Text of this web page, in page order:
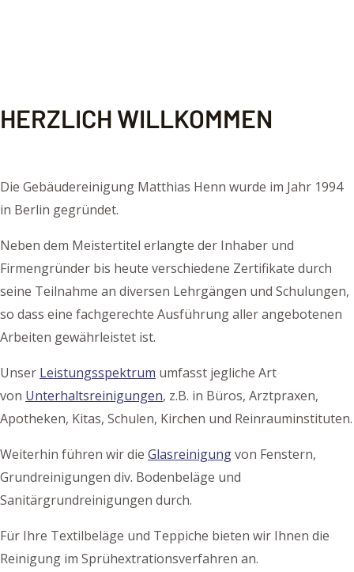
HERZLICH WILLKOMMEN
Die Gebäudereinigung Matthias Henn wurde im Jahr 1994
in Berlin gegründet.
Neben dem Meistertitel erlangte der Inhaber und
Firmengründer bis heute verschiedene Zertifikate durch
seine Teilnahme an diversen Lehrgängen und Schulungen,
so dass eine fachgerechte Ausführung aller angebotenen
Arbeiten gewährleistet ist.
Unser Leistungsspektrum umfasst jegliche Art
von Unterhaltsreinigungen, z.B. in Büros, Arztpraxen,
Apotheken, Kitas, Schulen, Kirchen und Reinrauminstituten.
Weiterhin führen wirdie Glasreinigungvon Fenstern,
Grundreinigungen div. Bodenbeläge und
Sanitärgrundreinigungen durch.
Für Ihre Textilbeläge und Teppiche bieten wir Ihnen die
Reinigung im Sprühextrationsverfahren an.